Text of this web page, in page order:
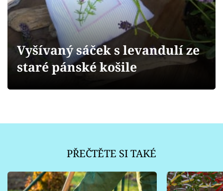
Přihlášení
Sledujte nás
Vyšívaný sáček s levandulí ze
staré pánské košile
PŘEČTĚTE SI TAKÉ